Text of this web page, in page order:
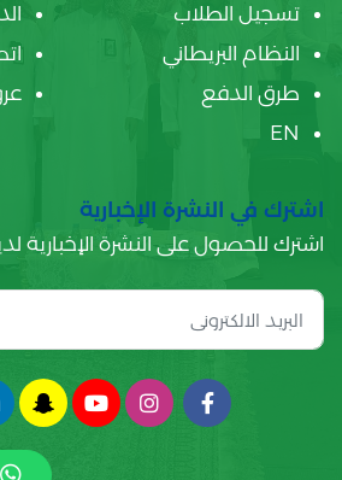
تسجيل الطلاب
النظام البريطاني
طرق الدفع
EN
اشترك في النشرة الإخبارية
اشترك للحصول على النشرة الإخبارية